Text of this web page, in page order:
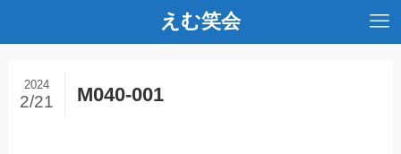
えむ笑会
M040-001
2024
2/21